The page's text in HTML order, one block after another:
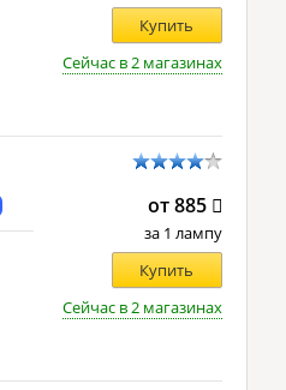
Купить
Сейчас в 2 магазинах
от 885
за 1 лампу
Купить
Сейчас в 2 магазинах